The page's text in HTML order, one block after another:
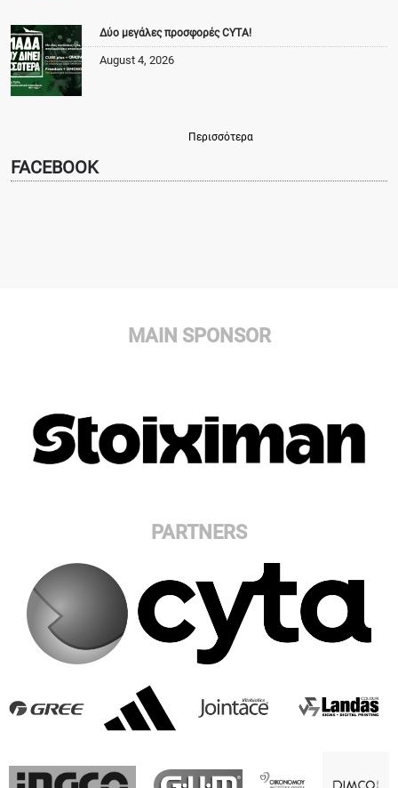
Δύο μεγάλες προσφορές CYTA!
August 4, 2026
Περισσότερα
FACEBOOK
MAIN SPONSOR
PARTNERS